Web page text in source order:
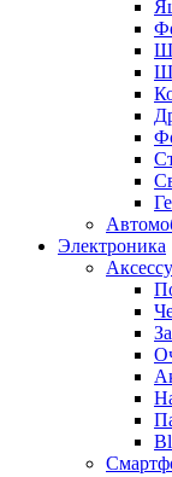
Электроника